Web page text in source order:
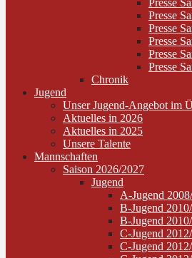
Presse
Presse
Presse
Presse
Presse
Presse
Chronik
Jugend
Unser Jugend-Angebot im
Aktuelles in 2026
Aktuelles in 2025
Unsere Talente
Mannschaften
Saison 2026/2027
Jugend
A-Jugend
B-Jugend
B-Jugend
C-Jugend
C-Jugend